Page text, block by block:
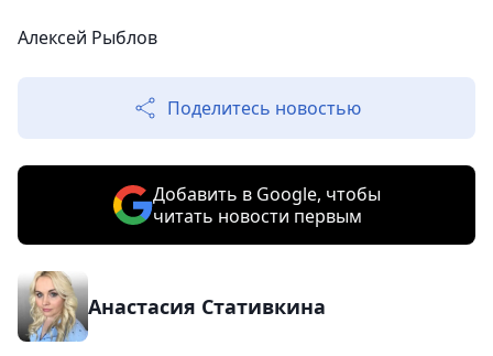
Алексей Рыблов
Поделитесь новостью
Добавить в Google, чтобы
читать новости первым
Анастасия Стативкина